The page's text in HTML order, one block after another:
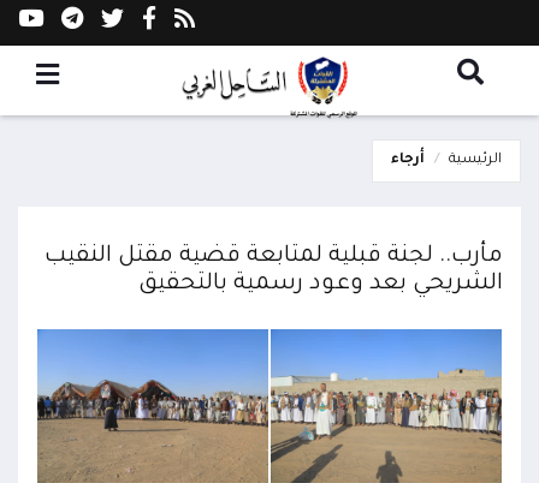
الرئيسية أرجاء
مأرب.. لجنة قبلية لمتابعة قضية مقتل النقيب
الشريحي بعد وعود رسمية بالتحقيق